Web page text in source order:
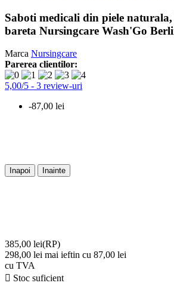
Saboti medicali din piele
bareta Nursingcare Wash'Go
Marca Nursingcare
Parerea clientilor:
5,00/5 - 3 review-uri
-87,00 lei
Inapoi Inainte
385,00 lei(RP)
298,00 lei mai ieftin cu 87,00 lei
cu TVA
 Stoc suficient